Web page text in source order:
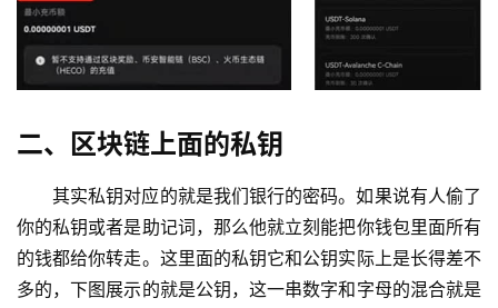
二、区块链上面的私钥
其实私钥对应的就是我们银行的密码。如果说有人偷了
你的私钥或者是助记词，那么他就立刻能把你钱包里面所有
的钱都给你转走。这里面的私钥它和公钥实际上是长得差不
多的，下图展示的就是公钥，这一串数字和字母的混合就是